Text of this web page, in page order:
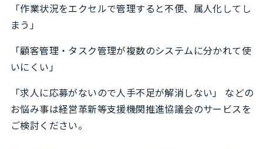
「作業状況をエクセルで管理すると不便、属人化してし
まう」
「顧客管理・タスク管理が複数のシステムに分かれて使
いにくい」
「求人に応募がないので人手不足が解消しない」 などの
お悩み事は経営革新等支援機関推進協議会のサービスを
ご検討ください。